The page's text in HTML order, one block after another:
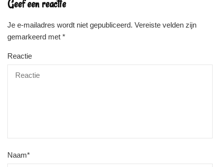
Geef een reactie
Je e-mailadres wordt niet gepubliceerd. Vereiste velden zijn
gemarkeerd met *
Reactie
Naam*